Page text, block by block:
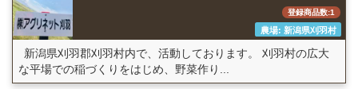
登録商品数:1
農場: 新潟県刈羽村
新潟県刈羽郡刈羽村内で、活動しております。 刈羽村の広大
な平場での稲づくりをはじめ、野菜作り...